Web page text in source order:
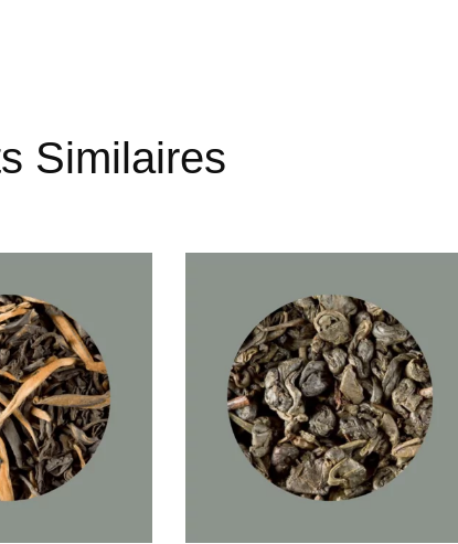
Similaires